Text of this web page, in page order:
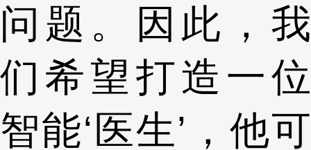
问题。因此，我
们希望打造一位
智能‘医生’，他可